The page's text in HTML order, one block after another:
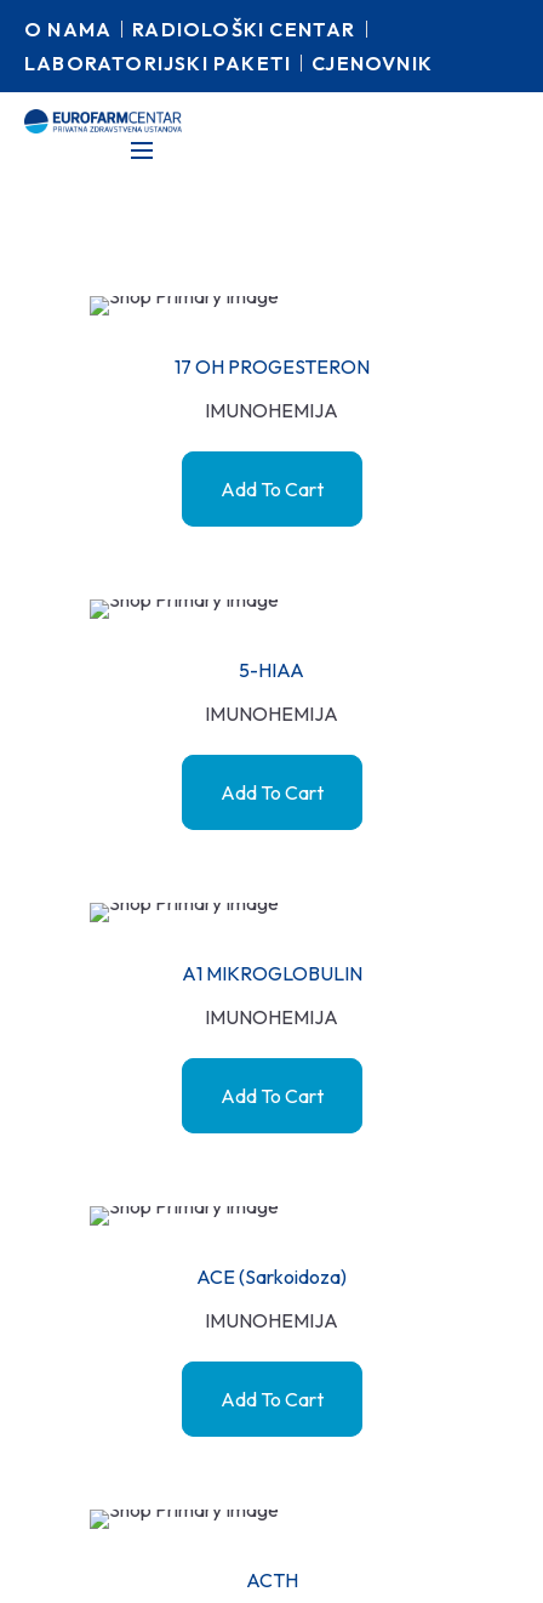
O NAMA
RADIOLOŠKI CENTAR
LABORATORIJSKI PAKETI
CJENOVNIK
17 OH PROGESTERON
IMUNOHEMIJA
Add To Cart
5-HIAA
IMUNOHEMIJA
Add To Cart
A1 MIKROGLOBULIN
IMUNOHEMIJA
Add To Cart
ACE (sarkoidoza)
IMUNOHEMIJA
Add To Cart
ACTH